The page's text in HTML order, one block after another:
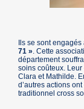
Ils se sont
71 ». Cette
département
soins coûteux.
Clara et Mathilde.
d’autres actions
traditionnel cross